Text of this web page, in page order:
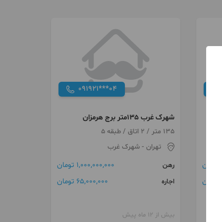
091921***04
شهرک غرب 135متر برج هرمزان
135 متر / 2 اتاق / طبقه 5
تهران - شهرک غرب
رهن
1,000,000,000 تومان
اجاره 65,000,000 تومان
بیش از 12 ماه پیش